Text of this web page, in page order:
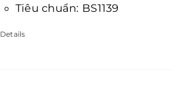
Tiêu chuẩn: BS1139
Details